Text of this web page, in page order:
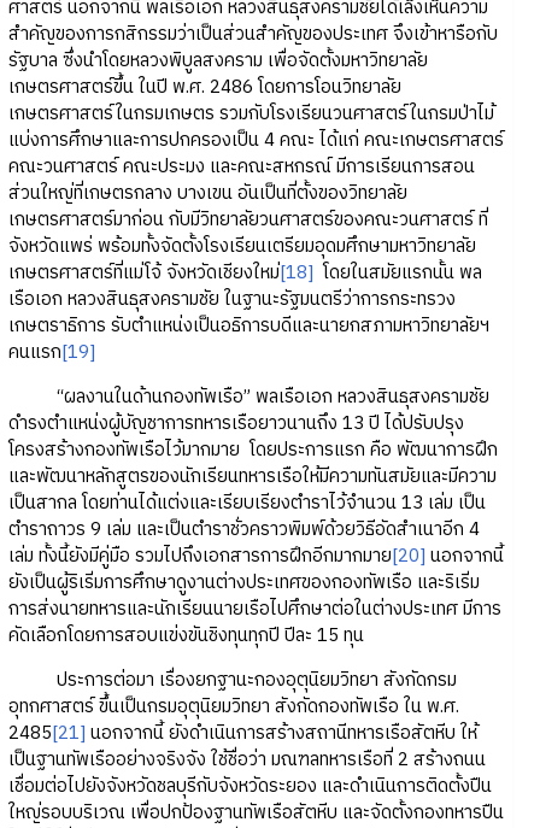
ศาสตร์ นอกจากนี้ พลเรือเอก หลวงสินธุสงครามชัยได้เล็งเห็นความ
สำคัญของการกสิกรรมว่าเป็นส่วนสำคัญของประเทศ จึงเข้าหารือกับ
รัฐบาล ซึ่งนำโดยหลวงพิบูลสงคราม เพื่อจัดตั้งมหาวิทยาลัย
เกษตรศาสตร์ขึ้น ในปี พ.ศ. 2486 โดยการโอนวิทยาลัย
เกษตรศาสตร์ในกรมเกษตร รวมกับโรงเรียนวนศาสตร์ในกรมป่าไม้
แบ่งการศึกษาและการปกครองเป็น 4 คณะ ได้แก่ คณะเกษตรศาสตร์
คณะวนศาสตร์ คณะประมง และคณะสหกรณ์ มีการเรียนการสอน
ส่วนใหญ่ที่เกษตรกลาง บางเขน อันเป็นที่ตั้งของวิทยาลัย
เกษตรศาสตร์มาก่อน กับมีวิทยาลัยวนศาสตร์ของคณะวนศาสตร์ ที่
จังหวัดแพร่ พร้อมทั้งจัดตั้งโรงเรียนเตรียมอุดมศึกษามหาวิทยาลัย
เกษตรศาสตร์ที่แม่โจ้ จังหวัดเชียงใหม่[18] โดยในสมัยแรกนั้น พล
เรือเอก หลวงสินธุสงครามชัย ในฐานะรัฐมนตรีว่าการกระทรวง
เกษตราธิการ รับตำแหน่งเป็นอธิการบดีและนายกสภามหาวิทยาลัยฯ
คนแรก[19]
“ผลงานในด้านกองทัพเรือ” พลเรือเอก หลวงสินธุสงครามชัย
ดำรงตำแหน่งผู้บัญชาการทหารเรือยาวนานถึง 13 ปี ได้ปรับปรุง
โครงสร้างกองทัพเรือไว้มากมาย โดยประการแรก คือ พัฒนาการฝึก
และพัฒนาหลักสูตรของนักเรียนทหารเรือให้มีความทันสมัยและมีความ
เป็นสากล โดยท่านได้แต่งและเรียบเรียงตำราไว้จำนวน 13 เล่ม เป็น
ตำราถาวร 9 เล่ม และเป็นตำราชั่วคราวพิมพ์ด้วยวิธีอัดสำเนาอีก 4
เล่ม ทั้งนี้ยังมีคู่มือ รวมไปถึงเอกสารการฝึกอีกมากมาย[20] นอกจากนี้
ยังเป็นผู้ริเริ่มการศึกษาดูงานต่างประเทศของกองทัพเรือ และริเริ่ม
การส่งนายทหารและนักเรียนนายเรือไปศึกษาต่อในต่างประเทศ มีการ
คัดเลือกโดยการสอบแข่งขันชิงทุนทุกปี ปีละ 15 ทุน
ประการต่อมา เรื่องยกฐานะกองอุตุนิยมวิทยา สังกัดกรม
อุทกศาสตร์ ขึ้นเป็นกรมอุตุนิยมวิทยา สังกัดกองทัพเรือ ใน พ.ศ.
2485[21] นอกจากนี้ ยังดำเนินการสร้างสถานีทหารเรือสัตหีบ ให้
เป็นฐานทัพเรืออย่างจริงจัง ใช้ชื่อว่า มณฑลทหารเรือที่ 2 สร้างถนน
เชื่อมต่อไปยังจังหวัดชลบุรีกับจังหวัดระยอง และดำเนินการติดตั้งปืน
ใหญ่รอบบริเวณ เพื่อปกป้องฐานทัพเรือสัตหีบ และจัดตั้งกองทหารปืน